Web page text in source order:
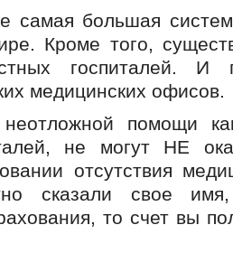
самая большая
Кроме того,
госпиталей. И
медицинских офисов.
помощи
не могут НЕ
отсутствия
сказали свое
то счет вы